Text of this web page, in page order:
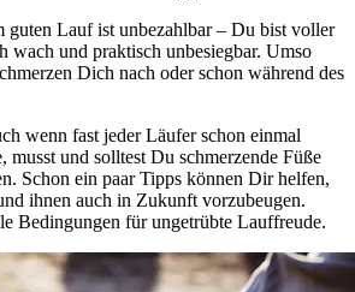
guten Lauf ist unbezahlbar – Du bist voller
wach und praktisch unbesiegbar. Umso
Dich nach oder schon während des
wenn fast jeder Läufer schon einmal
musst und solltest Du schmerzende Füße
Schon ein paar Tipps können Dir helfen,
ihnen auch in Zukunft vorzubeugen.
Bedingungen für ungetrübte Lauffreude.